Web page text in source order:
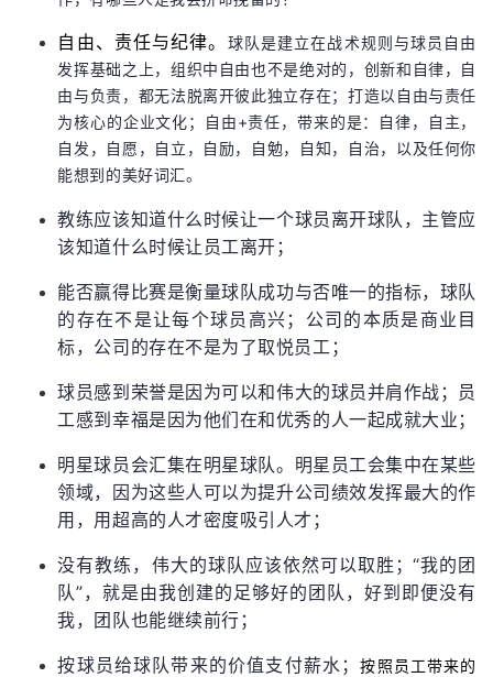
自由、责任与纪律。 球队是建立在战术规则与球员自由
发挥基础之上，组织中自由也不是绝对的，创新和自律，自
由与负责，都无法脱离开彼此独立存在；打造以自由与责任
为核心的企业文化；自由+责任，带来的是：自律，自主，
自发，自愿，自立，自励，自勉，自知，自治，以及任何你
能想到的美好词汇。
教练应该知道什么时候让一个球员离开球队，主管应
该知道什么时候让员工离开；
能否赢得比赛是衡量球队成功与否唯一的指标，球队
的存在不是让每个球员高兴；公司的本质是商业目
标，公司的存在不是为了取悦员工；
球员感到荣誉是因为可以和伟大的球员并肩作战；员
工感到幸福是因为他们在和优秀的人一起成就大业；
明星球员会汇集在明星球队。明星员工会集中在某些
领域，因为这些人可以为提升公司绩效发挥最大的作
用，用超高的人才密度吸引人才；
没有教练，伟大的球队应该依然可以取胜；“我的团
队”，就是由我创建的足够好的团队，好到即便没有
我，团队也能继续前行；
按球员给球队带来的价值支付薪水；
按照员工带来的